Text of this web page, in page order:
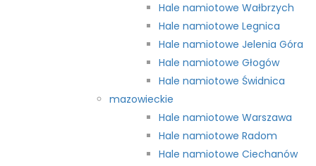
Hale namiotowe Wałbrzych
Hale namiotowe Legnica
Hale namiotowe Jelenia Góra
Hale namiotowe Głogów
Hale namiotowe Świdnica
mazowieckie
Hale namiotowe Warszawa
Hale namiotowe Radom
Hale namiotowe Ciechanów